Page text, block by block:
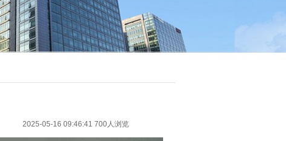
2025-05-16 09:46:41 700人浏览